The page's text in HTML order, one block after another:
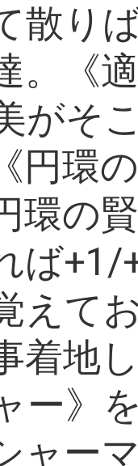
散り
。《
がそ
円環
環の
ば+1/
えて
着地
ー》
ャー